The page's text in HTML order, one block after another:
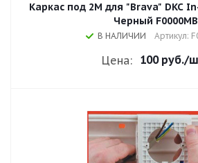
Каркас под 2М для "Brava" DKC
Черный F0000MB
В НАЛИЧИИ Артикул:
Цена: 100 руб./